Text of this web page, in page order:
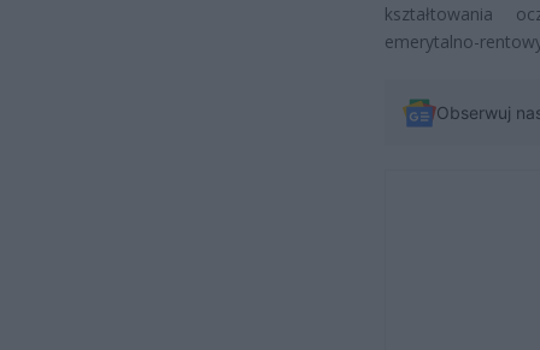
kształtowania
emerytalno-
Obserwuj